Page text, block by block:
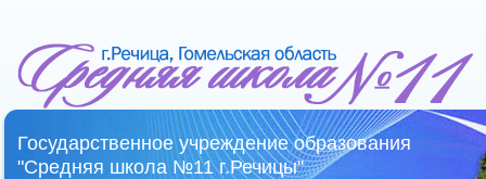
Средняя школа №11 г.Речица
Государственное учреждение образования
"Средняя школа №11 г.Речицы"